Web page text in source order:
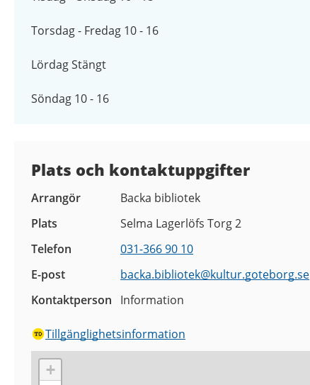
Torsdag - Fredag 10 - 16
Lördag Stängt
Söndag 10 - 16
Plats och kontaktuppgifter
Arrangör
Backa bibliotek
Plats
Selma Lagerlöfs Torg 2
Telefon
031-366 90 10
E-post
backa.bibliotek@kultur.goteborg.se
Kontaktperson
Information
Tillgänglighetsinformation
+